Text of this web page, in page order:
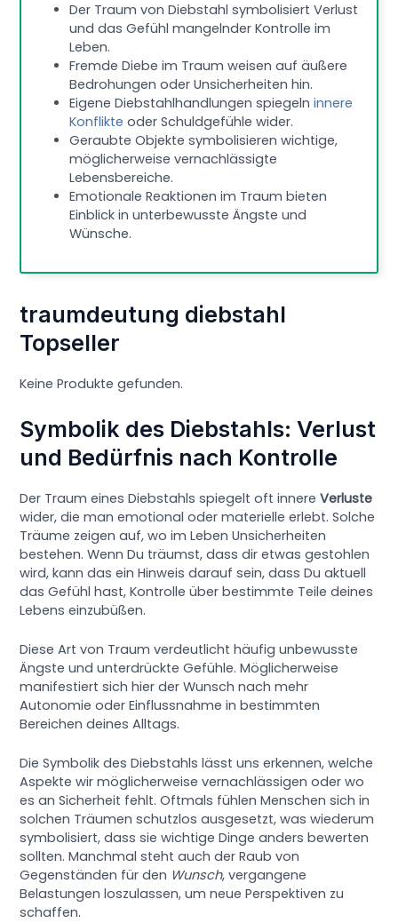
Der Traum von Diebstahl symbolisiert Verlust
und das Gefühl mangelnder Kontrolle im
Leben.
Fremde Diebe im Traum weisen auf äußere
Bedrohungen oder Unsicherheiten hin.
Eigene Diebstahlhandlungen spiegelninnere
Konflikte oder Schuldgefühle wider.
Geraubte Objekte symbolisieren wichtige,
möglicherweise vernachlässigte
Lebensbereiche.
Emotionale Reaktionen im Traum bieten
Einblick in unterbewusste Ängste und
Wünsche.
traumdeutung diebstahl
Topseller
Keine Produkte gefunden.
Symbolik des Diebstahls: Verlust
und Bedürfnis nach Kontrolle
Der Traum eines Diebstahls spiegelt oft innereVerluste
wider, die man emotional oder materielle erlebt. Solche
Träume zeigen auf, wo im Leben Unsicherheiten
bestehen. Wenn Du träumst, dass dir etwas gestohlen
wird, kann das ein Hinweis darauf sein, dass Du aktuell
das Gefühl hast, Kontrolle über bestimmte Teile deines
Lebens einzubüßen.
Diese Art von Traum verdeutlicht häufig unbewusste
Ängste und unterdrückte Gefühle. Möglicherweise
manifestiert sich hier der Wunsch nach mehr
Autonomie oder Einflussnahme in bestimmten
Bereichen deines Alltags.
Die Symbolik des Diebstahls lässt uns erkennen, welche
Aspekte wir möglicherweise vernachlässigen oder wo
es an Sicherheit fehlt. Oftmals fühlen Menschen sich in
solchen Träumen schutzlos ausgesetzt, was wiederum
symbolisiert, dass sie wichtige Dinge anders bewerten
sollten. Manchmal steht auch der Raub von
Gegenständen für den Wunsch, vergangene
Belastungen loszulassen, um neue Perspektiven zu
schaffen.